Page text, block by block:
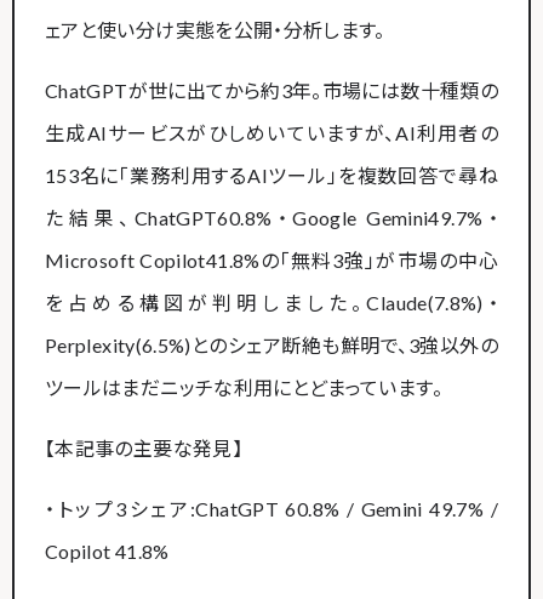
ェアと使い分け実態を公開・分析します。
ChatGPTが世に出てから約3年。市場には数十種類の
生成AIサービスがひしめいていますが、AI利用者の
153名に「業務利用するAIツール」を複数回答で尋ね
た結果、ChatGPT60.8%・Google Gemini49.7%・
Microsoft Copilot41.8%の「無料3強」が市場の中心
を占める構図が判明しました。Claude(7.8%)・
Perplexity(6.5%)とのシェア断絶も鮮明で、3強以外の
ツールはまだニッチな利用にとどまっています。
【本記事の主要な発見】
・トップ3シェア:ChatGPT 60.8% / Gemini 49.7% /
Copilot 41.8%